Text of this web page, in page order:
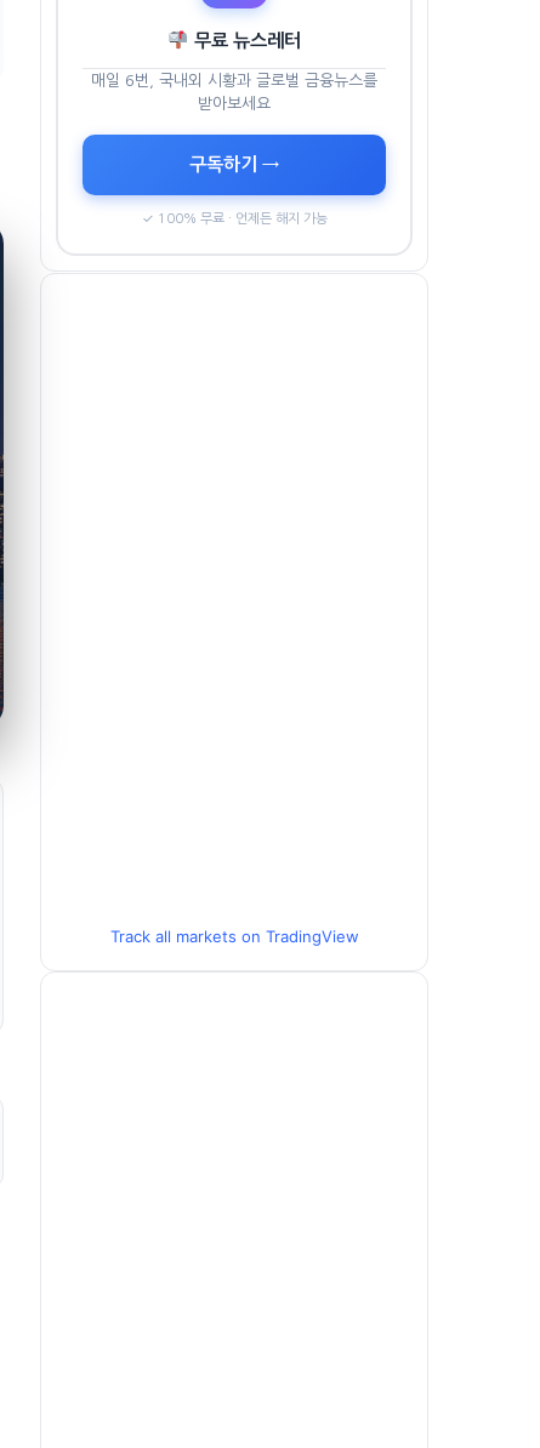
무료 뉴스레터
매일 6번, 국내외 시황과 글로벌 금융뉴스를
받아보세요
구독하기 →
✓ 100% 무료 · 언제든 해지 가능
Track all markets on TradingView